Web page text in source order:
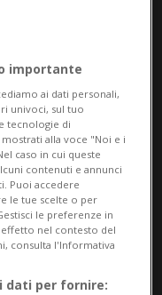
4 mesi
la
importante
ai dati personali,
univoci, sul tuo
tecnologie di
alla voce "Noi e i
caso in cui queste
contenuti e annunci
Puoi accedere
le tue scelte o per
le preferenze in
effetto nel contesto del
consulta l'Informativa
dati per fornire: